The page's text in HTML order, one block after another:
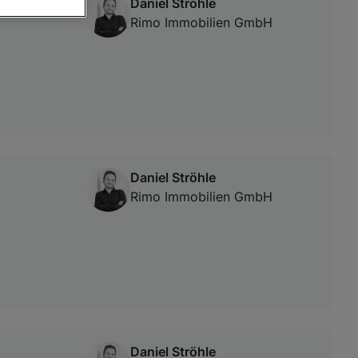
Rimo Immobilien GmbH
Daniel Ströhle
Rimo Immobilien GmbH
Daniel Ströhle
oder Zugriff